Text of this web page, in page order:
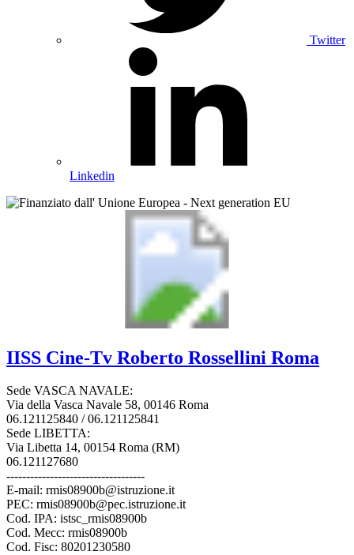
Twitter
Linkedin
IISS Cine-Tv Roberto Rossellini Roma
Sede VASCA NAVALE:
Via della Vasca Navale 58, 00146 Roma
06.121125840 / 06.121125841
Sede LIBETTA:
Via Libetta 14, 00154 Roma (RM)
06.121127680
-----------------------------------
E-mail: rmis08900b@istruzione.it
PEC: rmis08900b@pec.istruzione.it
Cod. IPA: istsc_rmis08900b
Cod. Mecc: rmis08900b
Cod. Fisc: 80201230580